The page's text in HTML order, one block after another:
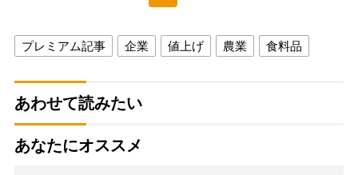
プレミアム記事 企業 値上げ 農業 食料品
あわせて読みたい
あなたにオススメ